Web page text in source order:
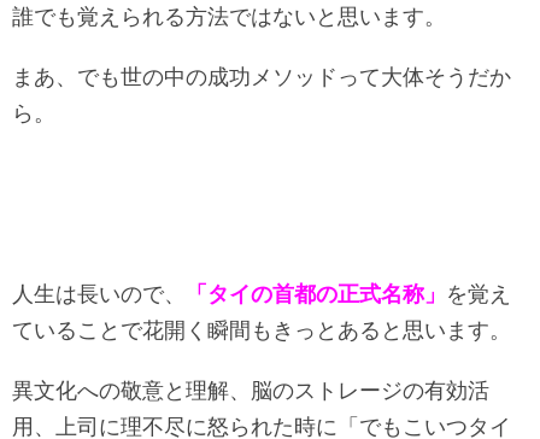
誰でも覚えられる方法ではないと思います。
まあ、でも世の中の成功メソッドって大体そうだか
ら。
人生は長いので、 「タイの首都の正式名称」 を覚え
ていることで花開く瞬間もきっとあると思います。
異文化への敬意と理解、脳のストレージの有効活
用、上司に理不尽に怒られた時に「でもこいつタイ